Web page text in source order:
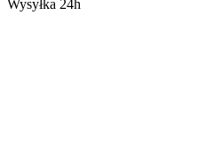
Wysyłka 24h